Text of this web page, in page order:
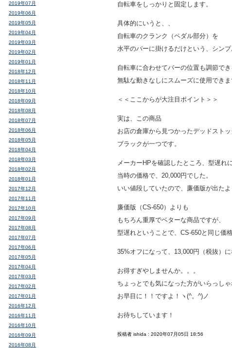
自転車をしっかりと固定します。
具体的にいうと、、
自転車のクランク（ペダル部分）を
水平のバーに掛けるだけという、シンプ
自転車に合わせてバーの位置も調節で
無駄な動きなしにスムーズに使用できま
＜＜ここからが大注目ポイント＞＞
実は、この商品
お店の倉庫から見つかったデッドストッ
ブラックが一つです。
メーカーHPを確認したところ、型遅れ
当時の価格で、20,000円でした。
いい値段していたので、廉価版が出たよ
廉価版（CS-650）よりも
もちろん重厚でベターな商品ですが、
型遅れということで、CS-650と同じ価
35%オフになって、13,000円（税抜）に
お得すぎやしませんか。。。
ちょっとでも気になった方がいらっしゃ
お早目に！！ですよ！ヽ(^。^)ノ
お待ちしています！
投稿者 ishida : 2020年07月05日 18:56
2019年07月
2019年06月
2019年05月
2019年04月
2019年03月
2019年02月
2019年01月
2018年12月
2018年11月
2018年10月
2018年09月
2018年08月
2018年07月
2018年06月
2018年05月
2018年04月
2018年03月
2018年02月
2018年01月
2017年12月
2017年11月
2017年10月
2017年09月
2017年08月
2017年07月
2017年06月
2017年05月
2017年04月
2017年03月
2017年02月
2017年01月
2016年12月
2016年11月
2016年10月
2016年09月
2016年08月